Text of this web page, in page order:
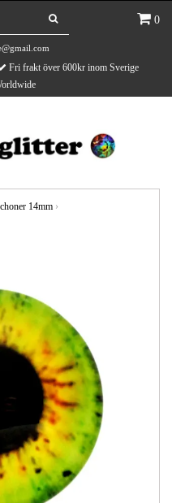
0
Fri frakt över 600kr inom Sverige
14mm ›